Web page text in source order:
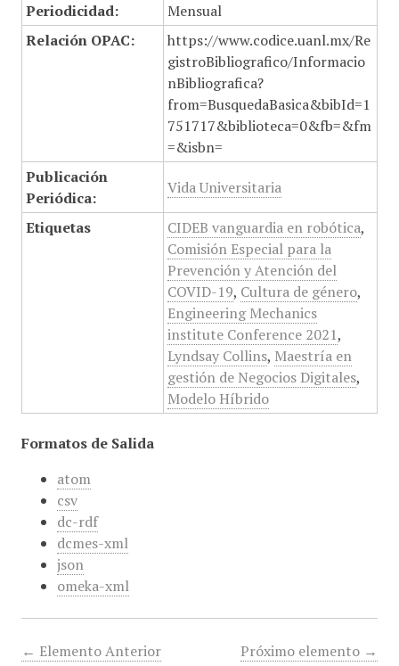
Periodicidad:
Mensual
Relación OPAC:
https://www.codice.uanl.mx/Re
gistroBibliografico/Informacio
nBibliografica?
from=BusquedaBasica&bibId=1
751717&biblioteca=0&fb=&fm
=&isbn=
Publicación
Periódica:
Vida Universitaria
Etiquetas CIDEB vanguardia en robótica,
Comisión Especial para la
Prevención y Atención del
COVID-19, Cultura de género,
Engineering Mechanics
institute Conference 2021,
Lyndsay Collins, Maestría en
gestión de Negocios Digitales,
Modelo Híbrido
Formatos de Salida
atom
csv
dc-rdf
dcmes-xml
json
omeka-xml
← Elemento Anterior Próximo elemento →